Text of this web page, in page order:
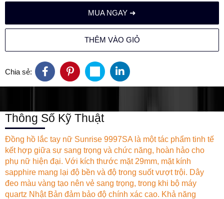
MUA NGAY ➜
THÊM VÀO GIỎ
Chia sẻ:
Thông Số Kỹ Thuật
Đồng hồ lắc tay nữ Sunrise 9997SA là một tác phẩm tinh tế
kết hợp giữa sự sang trọng và chức năng, hoàn hảo cho
phụ nữ hiện đại. Với kích thước mặt 29mm, mặt kính
sapphire mang lại độ bền và độ trong suốt vượt trội. Dây
đeo màu vàng tạo nên vẻ sang trọng, trong khi bộ máy
quartz Nhật Bản đảm bảo độ chính xác cao. Khả năng